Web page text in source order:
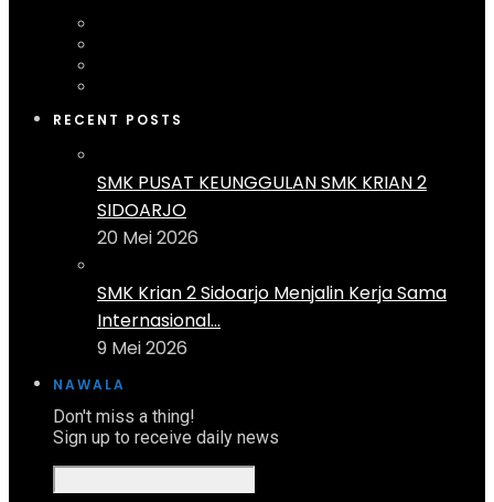
RECENT POSTS
SMK PUSAT KEUNGGULAN SMK KRIAN 2
SIDOARJO
20 Mei 2026
SMK Krian 2 Sidoarjo Menjalin Kerja Sama
Internasional...
9 Mei 2026
NAWALA
Don't miss a thing!
Sign up to receive daily news